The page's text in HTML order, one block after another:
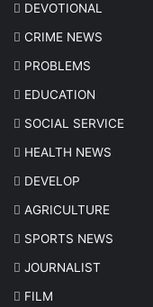
DEVOTIONAL
CRIME NEWS
PROBLEMS
EDUCATION
SOCIAL SERVICE
HEALTH NEWS
DEVELOP
AGRICULTURE
SPORTS NEWS
JOURNALIST
FILM